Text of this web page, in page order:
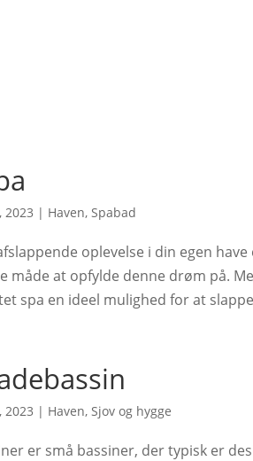
2023 | Haven, Spabad
oplevelse i din egen
måde at opfylde denne drøm på.
spa en ideel mulighed for at
2023 | Haven, Sjov og hygge
er små bassiner, der typisk er